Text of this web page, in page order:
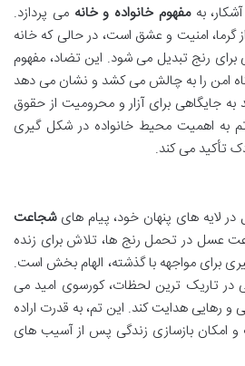
بهمفهوم خانواده و خانه می پردازد.
گرما، امنیت و عشق است، در حالی که خانه
برای رنج تبدیل می شود. این تضاد، مفهوم
امن را به چالش می کشد و نشان می دهد
جایگاهی برای آزار و محرومیت از حقوق
به اهمیت محیط خانواده در شکل گیری
تأکید می کند.
لایه های پنهان خود، پیام هایشجاعت
عسل در تحمل رنج ها، تلاش برای زنده
برای مواجهه با گذشته، الهام بخش است.
تاریک ترین لحظات، کورسوی امید می
و رهایی هدایت کند. این تم، به قدرت اراده
و امکان بازسازی زندگی پس از آسیب های